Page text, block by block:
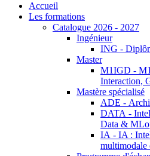
Accueil
Les formations
Catalogue 2026 - 2027
Ingénieur
ING -
Master
M1IGD -
Interaction,
Mastère spécialisé
ADE -
DATA -
Data &
IA - IA :
multimodale